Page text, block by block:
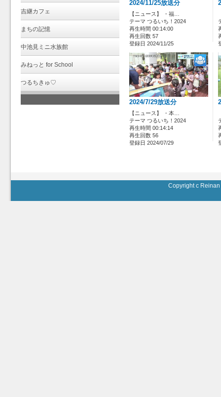
吉継カフェ
まちの記憶
中池見ミニ水族館
みねっと for School
つるちきゅ♡
2024/11/25放送分
【ニュース】 ・福…
テーマ つるいち！2024
再生時間 00:14:00
再生回数 57
登録日 2024/11/25
2024/7/29放送分
【ニュース】 ・本…
テーマ つるいち！2024
再生時間 00:14:14
再生回数 56
登録日 2024/07/29
Copyright c